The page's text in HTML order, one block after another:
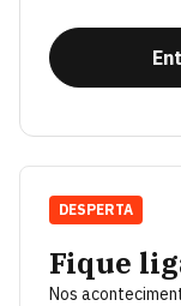
Fique
Nos
DESPERTA